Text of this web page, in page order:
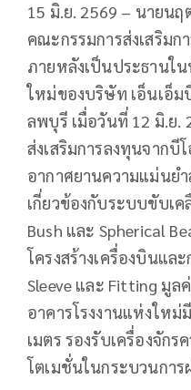
15 มิ.ย. 2569 – นายนฤ
คณะกรรมการส่งเสริมก
ภายหลังเป็นประธานใ
ใหม่ของบริษัท เอ็นเอ็
ลพบุรี เมื่อวันที่ 12 มิ.ย.
ส่งเสริมการลงทุนจาก
อากาศยานความแม่นย
เกี่ยวข้องกับระบบขับเ
Bush และ Spherical
โครงสร้างเครื่องบินแล
Sleeve และ Fitting มูล
อาคารโรงงานแห่งใหม่
เมตร รองรับเครื่องจัก
โตเมชั่นในกระบวนการ